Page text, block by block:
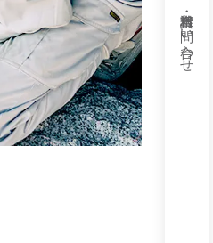
お問い合わせ